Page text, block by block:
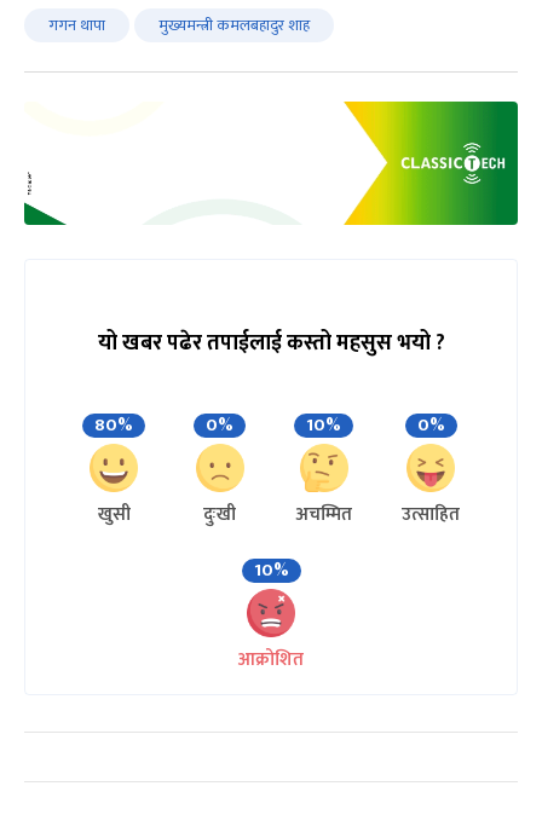
गगन थापा मुख्यमन्त्री कमलबहादुर शाह
यो खबर पढेर तपाईलाई कस्तो महसुस भयो ?
80%
खुसी
0%
दुःखी
10%
अचम्मित
0%
उत्साहित
10%
आक्रोशित